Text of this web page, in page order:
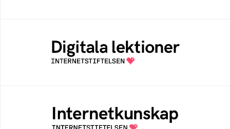
Öppen digital lärresurs med färdiga lektioner
för alla stadier i grundskolan
Samlad kunskap som hjälper dig att bli en
säker och medveten internetanvändare